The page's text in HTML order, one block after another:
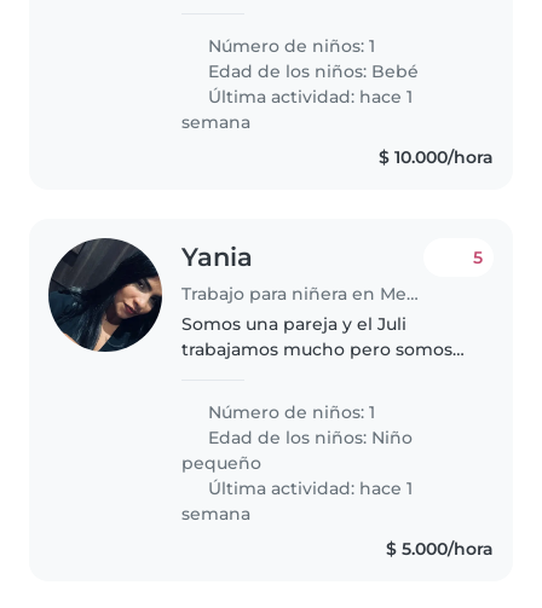
disfrute cocinar y crear
momentos cálidos con niños.
Compartamos un café para..
Número de niños: 1
Edad de los niños: Bebé
Última actividad: hace 1
semana
$ 10.000/hora
Yania
Trabajo para niñera en Medellín
5
Somos una pareja y el Juli
trabajamos mucho pero somos
permisos
Número de niños: 1
Edad de los niños: Niño
pequeño
Última actividad: hace 1
semana
$ 5.000/hora